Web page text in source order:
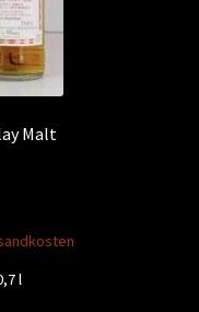
Malt
l